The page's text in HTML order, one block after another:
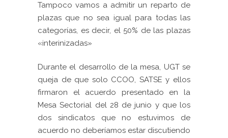
Tampoco vamos a admitir un reparto de
plazas que no sea igual para todas las
categorías, es decir, el 50% de las plazas
«interinizadas»
Durante el desarrollo de la mesa, UGT se
queja de que solo CCOO, SATSE y ellos
firmaron el acuerdo presentado en la
Mesa Sectorial del 28 de junio y que los
dos sindicatos que no estuvimos de
acuerdo no deberíamos estar discutiendo